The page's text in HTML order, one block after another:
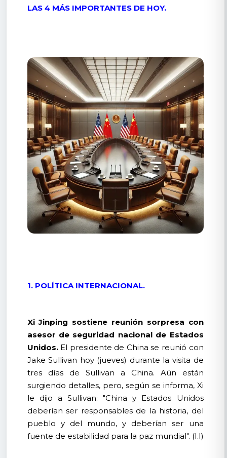
LAS 4 MÁS IMPORTANTES DE HOY.
1. POLÍTICA INTERNACIONAL.
Xi Jinping sostiene reunión sorpresa con
asesor de seguridad nacional de Estados
Unidos.El presidente de China se reunió con
Jake Sullivan hoy (jueves) durante la visita de
tres días de Sullivan a China. Aún están
surgiendo detalles, pero, según se informa, Xi
le dijo a Sullivan: "China y Estados Unidos
deberían ser responsables de la historia, del
pueblo y del mundo, y deberían ser una
fuente de estabilidad para la paz mundial". (I.I)